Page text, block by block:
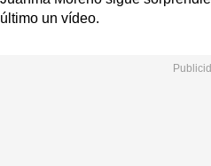
último un vídeo.